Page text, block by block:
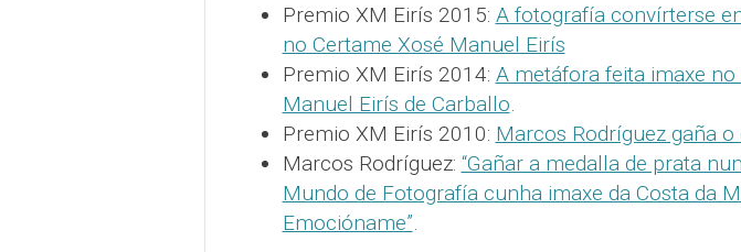
Premio XM Eirís 2015: A fotografía convírterse
no Certame Xosé Manuel Eirís
Premio XM Eirís 2014: A metáfora feita imaxe no
Manuel Eirís de Carballo.
Premio XM Eirís 2010: Marcos Rodríguez gaña
Marcos Rodríguez: “Gañar a medalla de prata
Mundo de Fotografía cunha imaxe da Costa da
Emocióname”.